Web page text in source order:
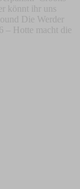
könnt ihr uns
Die Werder
– Hotte macht die